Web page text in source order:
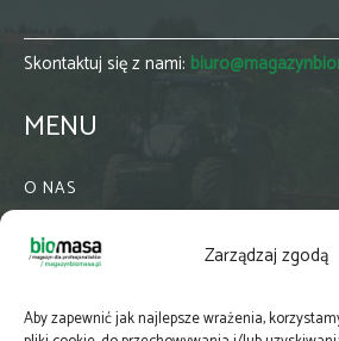
Zarządzaj zgodą
Aby zapewnić jak najlepsze wrażenia,
Skontaktuj się z nami:
MENU
O NAS
WSPÓŁPRACA
PRENUMERATA